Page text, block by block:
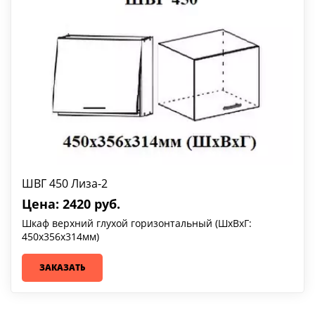
ШВГ 450 Лиза-2
Цена: 2420 руб.
Шкаф верхний глухой горизонтальный (ШхВхГ:
450х356х314мм)
ЗАКАЗАТЬ